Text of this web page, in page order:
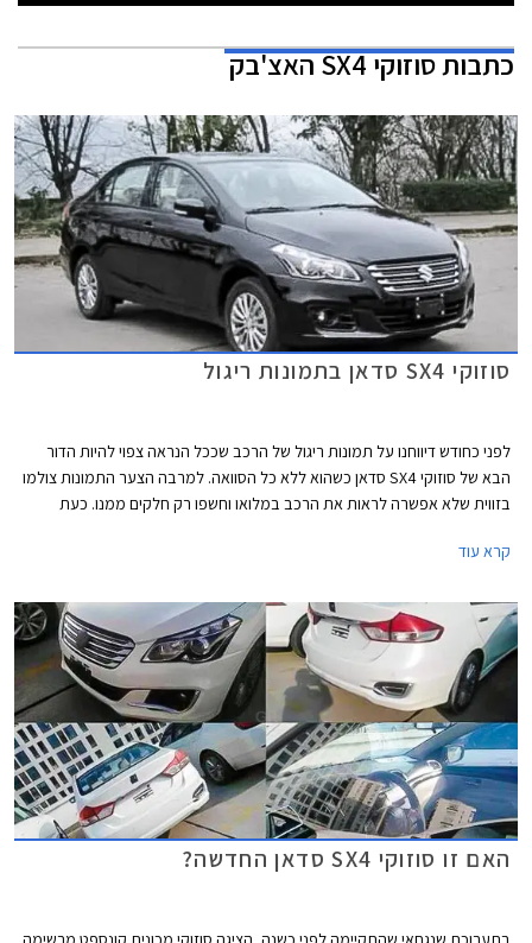
כתבותסוזוקי SX4 האצ'בק
סוזוקי SX4 סדאן בתמונות ריגול
לפני כחודש דיווחנו על תמונות ריגול של הרכב שככל הנראה צפוי להיות הדור
הבא של סוזוקי SX4 סדאן כשהוא ללא כל הסוואה. למרבה הצער התמונות צולמו
בזווית שלא אפשרה לראות את הרכב במלואו וחשפו רק חלקים ממנו. כעת
קרא עוד
האם זו סוזוקי SX4 סדאן החדשה?